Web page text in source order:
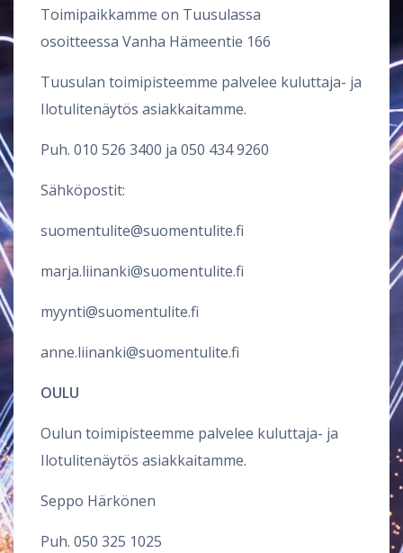
Toimipaikkamme on Tuusulassa
osoitteessa Vanha Hämeentie 166
Tuusulan toimipisteemme palvelee kuluttaja- ja
Ilotulitenäytös asiakkaitamme.
Puh. 010 526 3400 ja 050 434 9260
Sähköpostit:
suomentulite@suomentulite.fi
marja.liinanki@suomentulite.fi
myynti@suomentulite.fi
anne.liinanki@suomentulite.fi
OULU
Oulun toimipisteemme palvelee kuluttaja- ja
Ilotulitenäytös asiakkaitamme.
Seppo Härkönen
Puh. 050 325 1025